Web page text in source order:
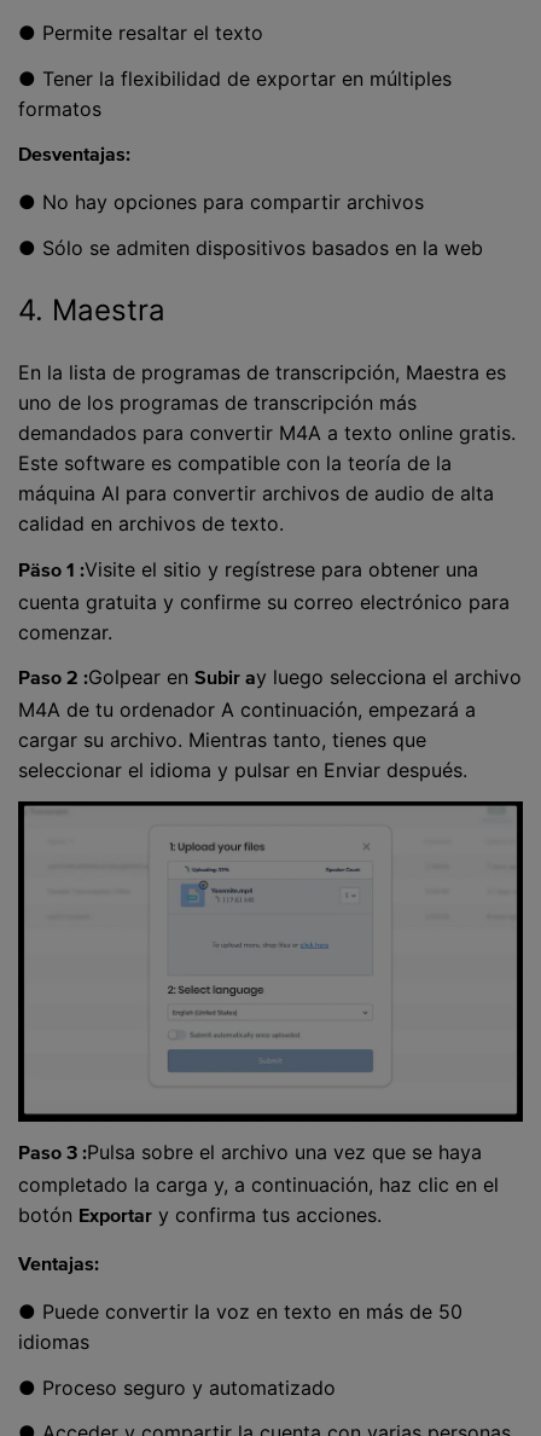
● Permite resaltar el texto
● Tener la flexibilidad de exportar en múltiples
formatos
Desventajas:
● No hay opciones para compartir archivos
● Sólo se admiten dispositivos basados en la web
4. Maestra
En la lista de programas de transcripción, Maestra es
uno de los programas de transcripción más
demandados para convertir M4A a texto online gratis.
Este software es compatible con la teoría de la
máquina AI para convertir archivos de audio de alta
calidad en archivos de texto.
Päso 1 :Visite el sitio y regístrese para obtener una
cuenta gratuita y confirme su correo electrónico para
comenzar.
Paso 2 :Golpear en Subir ay luego selecciona el archivo
M4A de tu ordenador A continuación, empezará a
cargar su archivo. Mientras tanto, tienes que
seleccionar el idioma y pulsar en Enviar después.
Paso 3 :Pulsa sobre el archivo una vez que se haya
completado la carga y, a continuación, haz clic en el
botón Exportar y confirma tus acciones.
Ventajas:
● Puede convertir la voz en texto en más de 50
idiomas
● Proceso seguro y automatizado